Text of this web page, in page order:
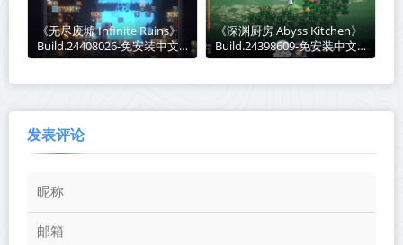
《无尽废墟 Infinite Ruins》
Build.24408026-免安装中文
版丨中文版网盘下载
《深渊厨房 Abyss Kitchen》
Build.24398609-免安装中文
版丨中文版网盘下载
发表评论